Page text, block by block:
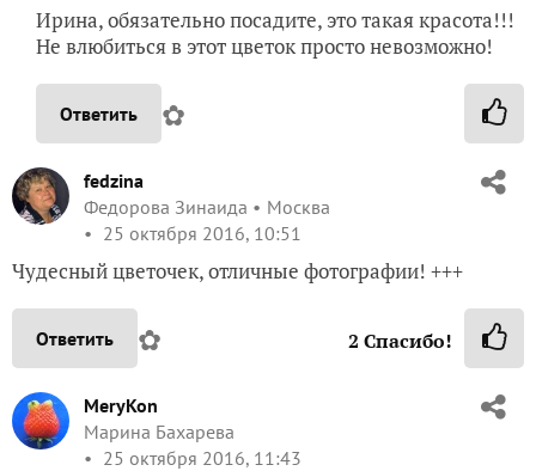
Ирина, обязательно посадите, это такая красота!!!
Не влюбиться в этот цветок просто невозможно!
Ответить ✿
fedzina
Федорова Зинаида
Москва
25 октября 2016, 10:51
Чудесный цветочек, отличные фотографии! +++
Ответить ✿ 2 Спасибо!
MeryKon
Марина Бахарева
25 октября 2016, 11:43